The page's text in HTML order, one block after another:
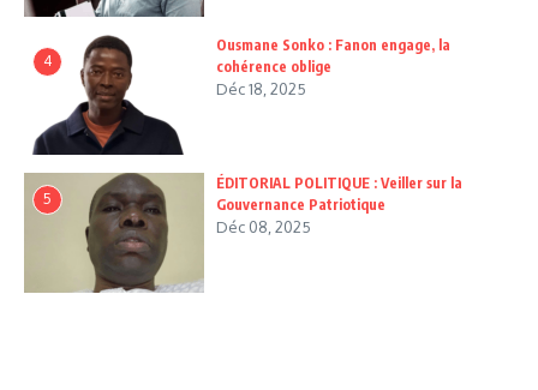
4
Ousmane Sonko : Fanon engage, la
cohérence oblige
Déc 18, 2025
5
ÉDITORIAL POLITIQUE : Veiller sur la
Gouvernance Patriotique
Déc 08, 2025